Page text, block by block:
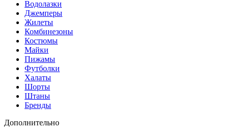
Водолазки
Джемперы
Жилеты
Комбинезоны
Костюмы
Майки
Пижамы
Футболки
Халаты
Шорты
Штаны
Бренды
Дополнительно